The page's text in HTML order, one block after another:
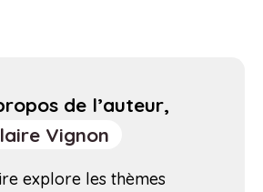
de l’auteur,
Vignon
explore les thèmes